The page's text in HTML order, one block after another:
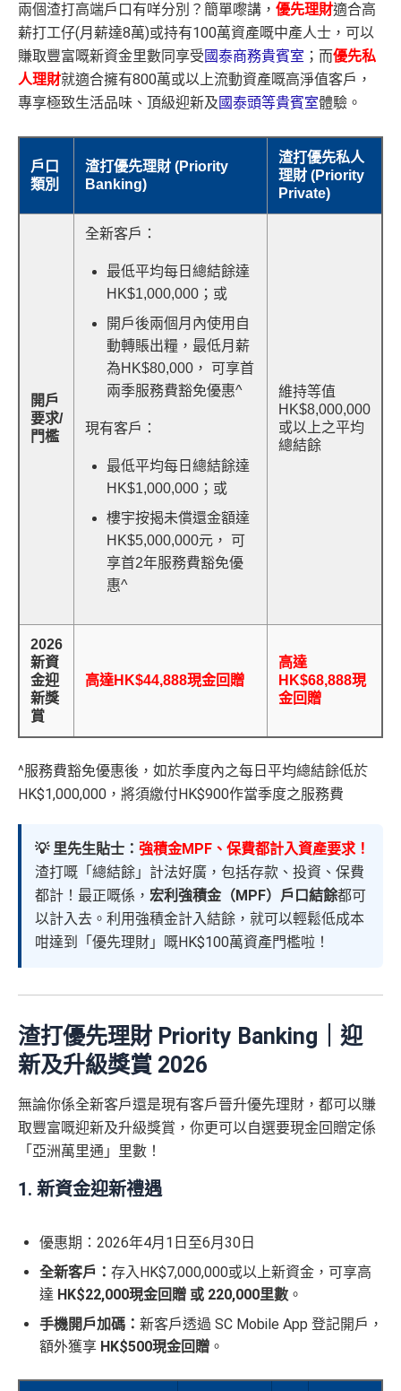
兩個渣打高端戶口有咩分別？簡單嚟講， 優先理財適合高
薪打工仔(月薪達8萬)或持有100萬資產嘅中產人士，可以
賺取豐富嘅新資金里數同享受 國泰商務貴賓室 ；而優先私
人理財就適合擁有800萬或以上流動資產嘅高淨值客戶，
專享極致生活品味、頂級迎新及 國泰頭等貴賓室體驗。
戶口
類別
渣打優先理財 (Priority
Banking)
渣打優先私人
理財 (Priority
Private)
開戶
要求/
門檻
全新客戶：
最低平均每日總結餘達
HK$1,000,000；或
開戶後兩個月內使用自
動轉賬出糧，最低月薪
為HK$80,000， 可享首
兩季服務費豁免優惠^
現有客戶：
最低平均每日總結餘達
HK$1,000,000；或
樓宇按揭未償還金額達
HK$5,000,000元， 可
享首2年服務費豁免優
惠^
維持等值
HK$8,000,000
或以上之平均
總結餘
2026
新資
金迎
新獎
賞
高達HK$44,888現金回贈
高達
HK$68,888現
金回贈
^服務費豁免優惠後，如於季度內之每日平均總結餘低於
HK$1,000,000，將須繳付HK$900作當季度之服務費
💡 里先生貼士： 強積金MPF、保費都計入資產要求！
渣打嘅「總結餘」計法好廣，包括存款、投資、保費
都計！最正嘅係， 宏利強積金（MPF）戶口結餘都可
以計入去。利用強積金計入結餘，就可以輕鬆低成本
咁達到「優先理財」嘅HK$100萬資產門檻啦！
渣打優先理財 Priority Banking｜迎
新及升級獎賞 2026
無論你係全新客戶還是現有客戶晉升優先理財，都可以賺
取豐富嘅迎新及升級獎賞，你更可以自選要現金回贈定係
「亞洲萬里通」里數！
1. 新資金迎新禮遇
優惠期：2026年4月1日至6月30日
全新客戶： 存入HK$7,000,000或以上新資金，可享高
達 HK$22,000現金回贈 或 220,000里數 。
手機開戶加碼： 新客戶透過 SC Mobile App 登記開戶，
額外獲享 HK$500現金回贈 。